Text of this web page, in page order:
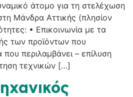
άτομο για τη στελέχωση
Μάνδρα Αττικής (πλησίον
• Επικοινωνία με τα
των προϊόντων που
που περιλαμβάνει – επίλυση
τεχνικών […]